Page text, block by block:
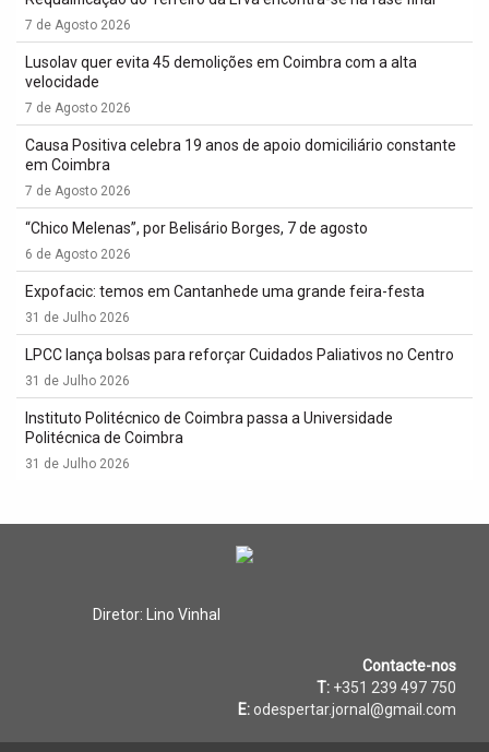
7 de Agosto 2026
Lusolav quer evita 45 demolições em Coimbra com a alta
velocidade
7 de Agosto 2026
Causa Positiva celebra 19 anos de apoio domiciliário constante
em Coimbra
7 de Agosto 2026
“Chico Melenas”, por Belisário Borges, 7 de agosto
6 de Agosto 2026
Expofacic: temos em Cantanhede uma grande feira-festa
31 de Julho 2026
LPCC lança bolsas para reforçar Cuidados Paliativos no Centro
31 de Julho 2026
Instituto Politécnico de Coimbra passa a Universidade
Politécnica de Coimbra
31 de Julho 2026
Diretor: Lino Vinhal
Contacte-nos
T: +351 239 497 750
E: odespertar.jornal@gmail.com